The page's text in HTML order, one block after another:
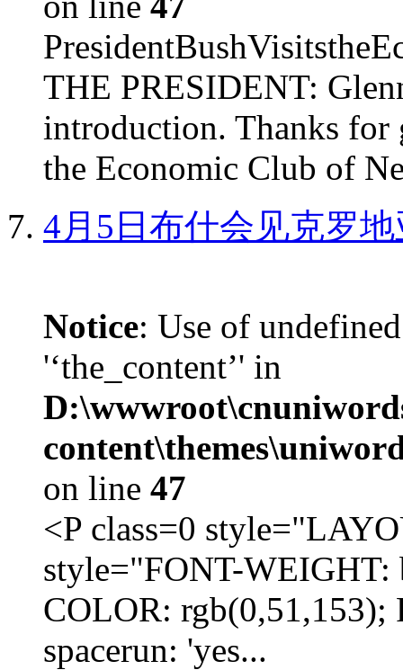
THE PRESIDENT:
introduction. Thanks for
the Economic Club of
4月5日布什会见克罗
Notice: Use of
'‘the_content’' in
on line 47
<P class=0
style="FONT-
COLOR:
spacerun: 'yes...